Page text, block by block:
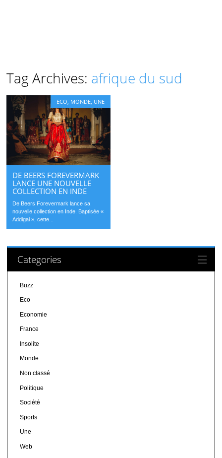
Tag Archives: afrique du sud
ECO MONDE UNE
DE BEERS FOREVERMARK
LANCE UNE NOUVELLE
COLLECTION EN INDE
De Beers Forevermark lance sa
nouvelle collection en Inde. Baptisée «
Addigai », cette...
Categories
Buzz
Eco
Economie
France
Insolite
Monde
Non classé
Politique
Société
Sports
Une
Web